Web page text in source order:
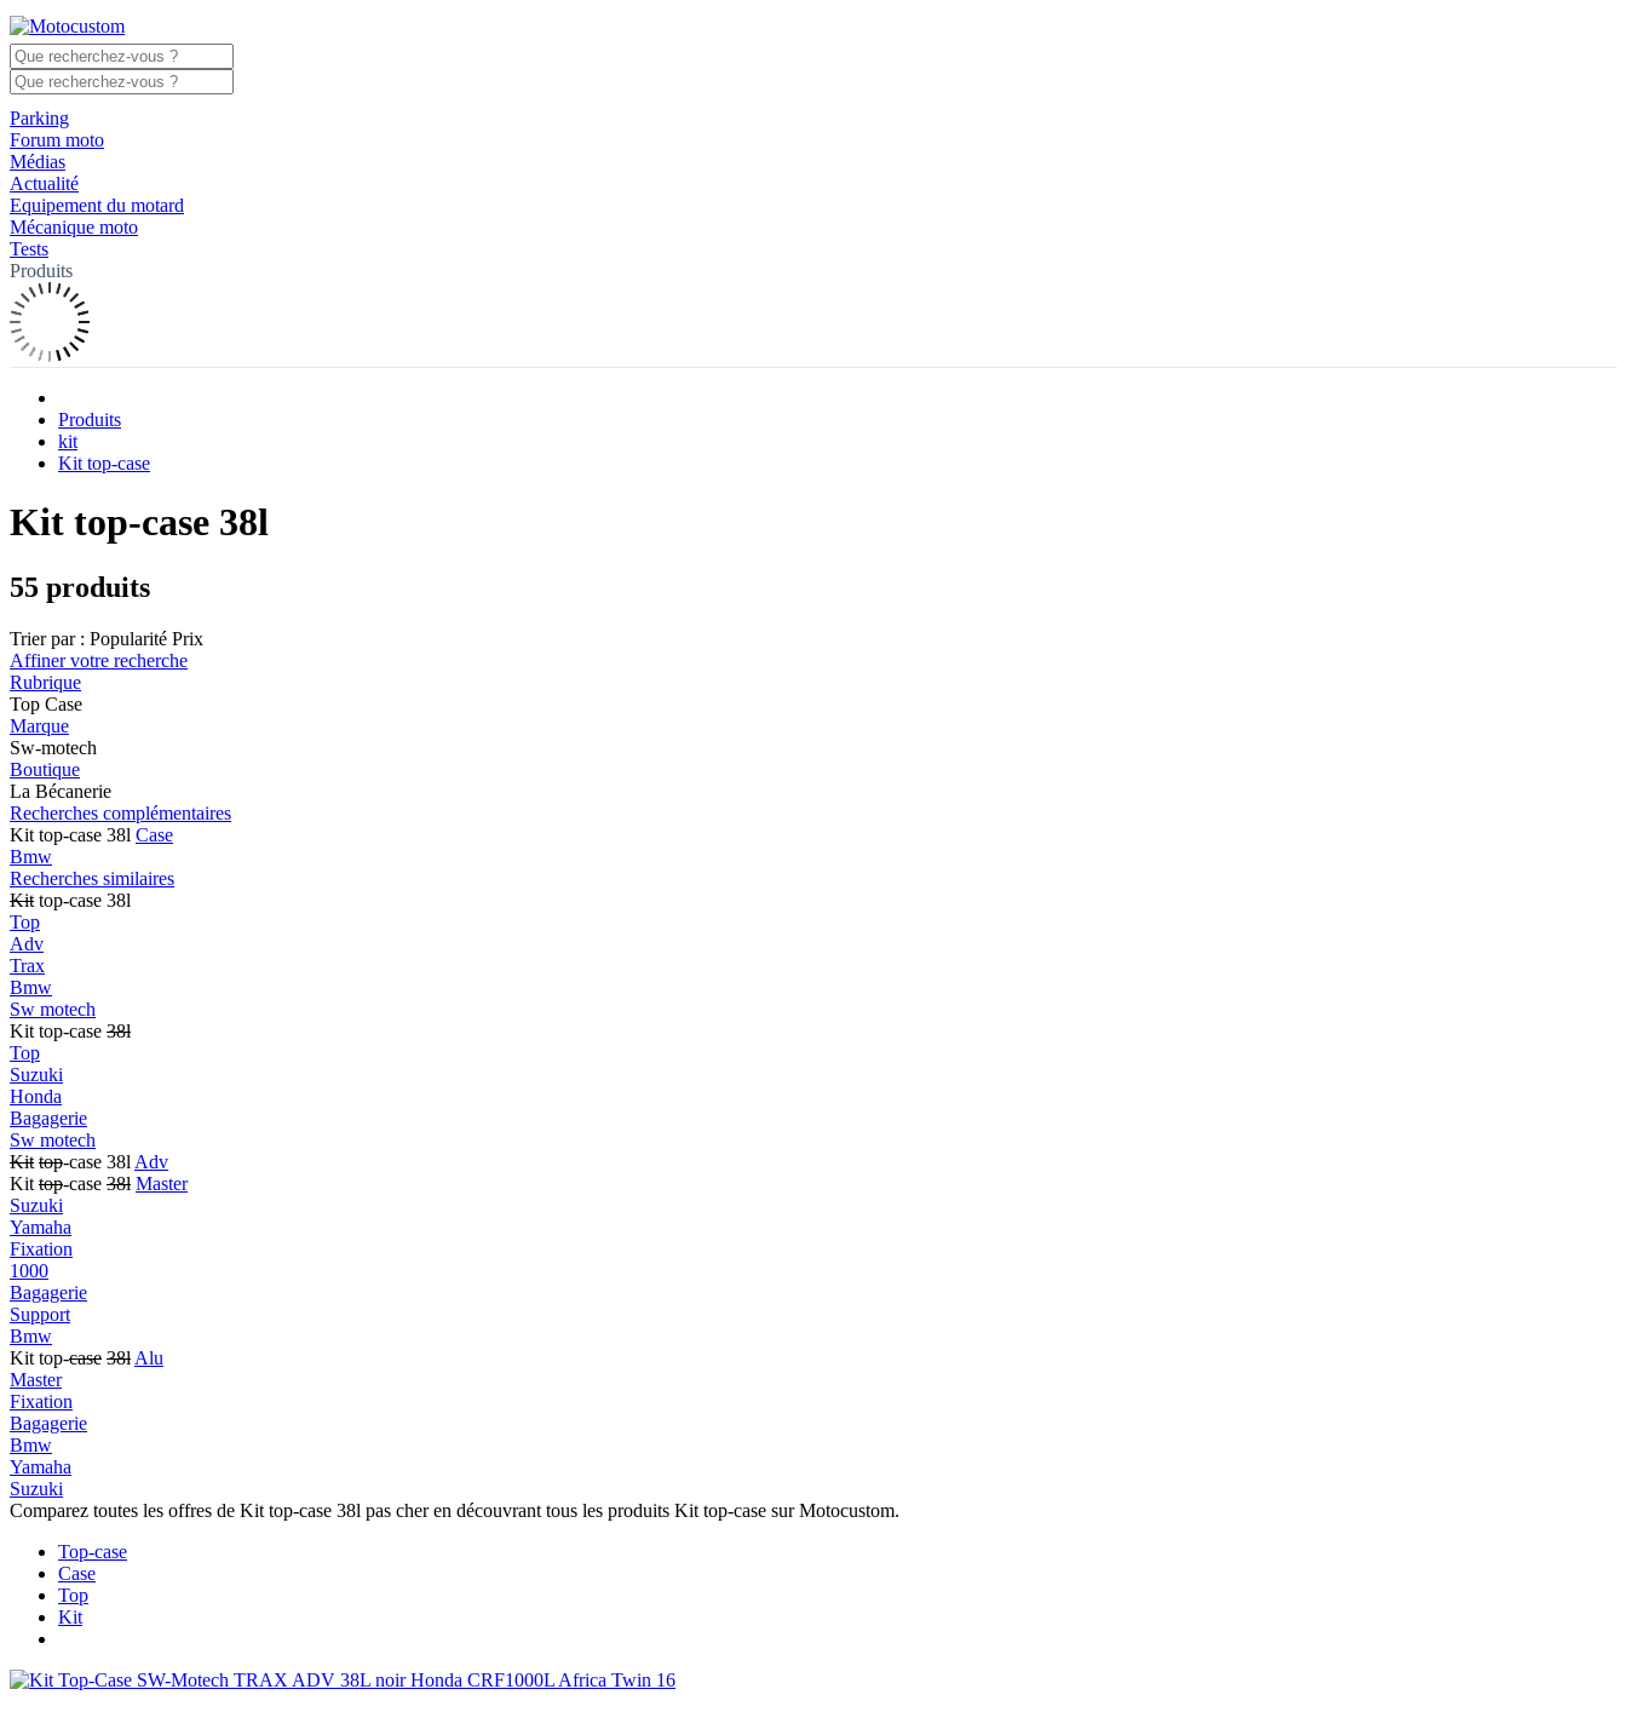
Parking
Forum moto
Médias
Actualité
Equipement du motard
Mécanique moto
Tests
Produits
Produits
kit
Kit top-case
Kit top-case 38l
55 produits
Trier par : Popularité Prix
Affiner votre recherche
Rubrique
Top Case
Marque
Sw-motech
Boutique
La Bécanerie
Recherches complémentaires
Kit top-case 38l Case
Bmw
Recherches similaires
Kit top-case 38l
Top
Adv
Trax
Bmw
Sw motech
Kit top-case 38l
Top
Suzuki
Honda
Bagagerie
Sw motech
Kit top-case 38l Adv
Kit top-case 38l Master
Suzuki
Yamaha
Fixation
1000
Bagagerie
Support
Bmw
Kit top-case 38l Alu
Master
Fixation
Bagagerie
Bmw
Yamaha
Suzuki
Comparez toutes les offres de Kit top-case 38l pas cher en découvrant tous les produits Kit top-case sur Motocustom.
Top-case
Case
Top
Kit